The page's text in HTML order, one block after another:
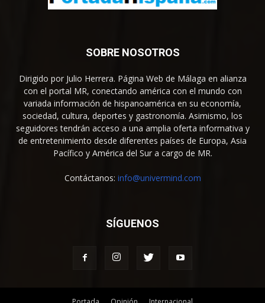
SOBRE NOSOTROS
Dirigido por Julio Herrera. Página Web de Málaga en alianza
con el portal MR, conectando américa con el mundo con
variada información de hispanoamérica en su economía,
sociedad, cultura, deportes y gastronomía. Asimismo, los
seguidores tendrán acceso a una amplia oferta informativa y
de entretenimiento desde diferentes países de Europa, Asia
Pacífico y América del Sur a cargo de MR.
Contáctanos: info@univermind.com
SÍGUENOS